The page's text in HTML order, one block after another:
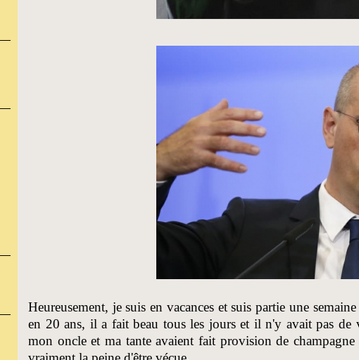
Heureusement, je suis en vacances et suis partie une
en 20 ans, il a fait beau tous les jours et il n'y avait pas
mon oncle et ma tante avaient fait provision de